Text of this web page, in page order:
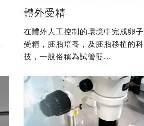
體外受精
在體外人工控制的環境中完成卵子
受精，胚胎培養，及胚胎移植的科
技，一般俗稱為試管嬰...